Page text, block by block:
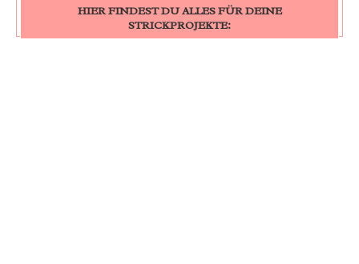
HIER FINDEST DU ALLES FÜR DEINE
STRICKPROJEKTE: